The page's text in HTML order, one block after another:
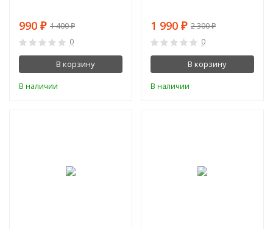
990 ₽ 1 400₽
0
В корзину
В наличии
1 990 ₽ 2 300₽
0
В корзину
В наличии